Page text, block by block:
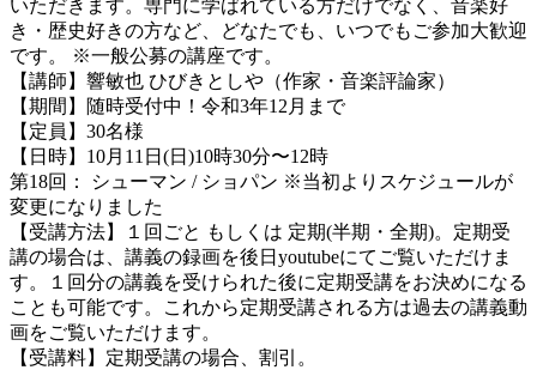
いただきます。専門に学ばれている方だけでなく、音楽好
き・歴史好きの方など、どなたでも、いつでもご参加大歓迎
です。 ※一般公募の講座です。
【講師】響敏也 ひびきとしや（作家・音楽評論家）
【期間】随時受付中！令和3年12月まで
【定員】30名様
【日時】10月11日(日)10時30分〜12時
第18回： シューマン / ショパン ※当初よりスケジュールが
変更になりました
【受講方法】１回ごと もしくは 定期(半期・全期)。定期受
講の場合は、講義の録画を後日youtubeにてご覧いただけま
す。１回分の講義を受けられた後に定期受講をお決めになる
ことも可能です。これから定期受講される方は過去の講義動
画をご覧いただけます。
【受講料】定期受講の場合、割引。